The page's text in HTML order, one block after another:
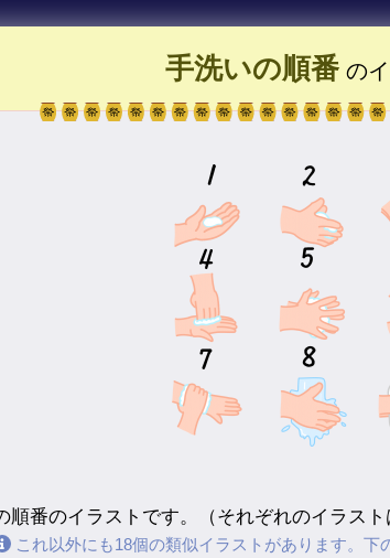
手洗いの順番 の
順番のイラストです。（それぞれのイラスト
これ以外にも18個の類似イラストがあります。下